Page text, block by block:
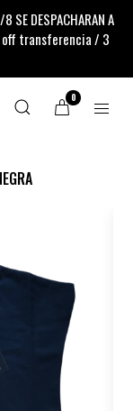
SE DESPACHARAN A
off transferencia / 3
0